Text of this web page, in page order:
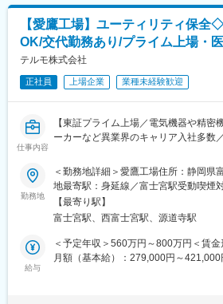
ア75％。その他にも世界トップクラス
います。
変更の範囲：会社の定める業務
作業中心のものから深く入り込むもの
※製造委託先は静岡県/山梨県/長野県が
＜業務イメージ＞
・品質維持向上活動：手順書を遵守し
トレンド管理などの予防活動、苦情対
・生産管理：物量計画の調整、人材配
・生産設備維持活動：老朽化対応、ト
等
・工程改善：IEをベースとしたボトル
を通じて原価改善に繋げる
善、単価改訂へ繋げる
■組織構成/働き方：
15名規模の組織で、概ね各専門性によ
などで横断的にメンバーが関わってい
委託先への訪問は月1～2回、日帰り出
【愛鷹工場】ユーティリティ保全
OK/交代勤務あり/プライム上場・
テルモ株式会社
正社員 上場企業 業種未経験歓迎
仕事内容
【東証プライム上場／電気機器や精密
ーカーなど異業界のキャリア入社多数
上比率7割超／テルモを支えるマザー
■求人概要：
テルモでは、一般家庭用の体温計や血
計、血圧計、輸液ポンプなど、医療用
る幅広い製品ラインナップを持ってい
愛鷹工場にて保全担当者を募集します
勤務地
＜勤務地詳細＞愛鷹工場住所：静岡県
地最寄駅：身延線／富士宮駅受動喫煙
範囲：会社の定める事業所（リモート
【最寄り駅】
富士宮駅、西富士宮駅、源道寺駅
給与
＜予定年収＞560万円～800万円＜賃
月額（基本給）：279,000円～